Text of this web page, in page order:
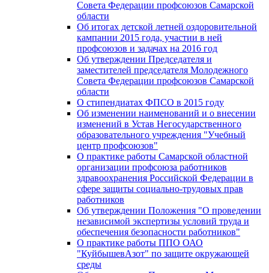
Совета Федерации профсоюзов Самарской
области
Об итогах детской летней оздоровительной
кампании 2015 года, участии в ней
профсоюзов и задачах на 2016 год
Об утверждении Председателя и
заместителей председателя Молодежного
Совета Федерации профсоюзов Самарской
области
О стипендиатах ФПСО в 2015 году
Об изменении наименований и о внесении
изменений в Устав Негосударственного
образовательного учреждения "Учебный
центр профсоюзов"
О практике работы Самарской областной
организации профсоюза работников
здравоохранения Российской Федерации в
сфере защиты социально-трудовых прав
работников
Об утверждении Положения "О проведении
независимой экспертизы условий труда и
обеспечения безопасности работников"
О практике работы ППО ОАО
"КуйбышевАзот" по защите окружающей
среды